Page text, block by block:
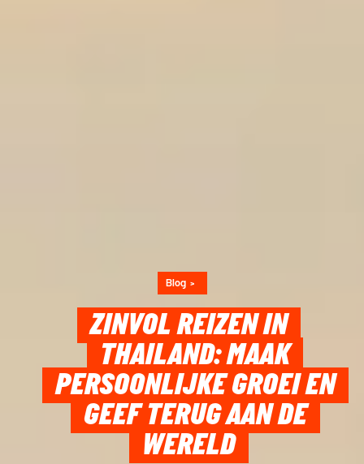
Blog
ZINVOL REIZEN IN
THAILAND: MAAK
PERSOONLIJKE GROEI EN
GEEF TERUG AAN DE
WERELD